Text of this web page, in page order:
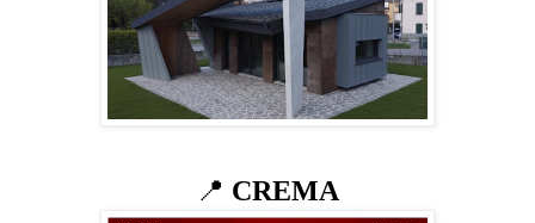
📍 CREMA